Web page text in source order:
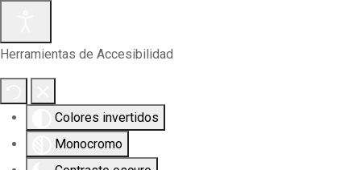
Herramientas de Accesibilidad
Colores invertidos
Monocromo